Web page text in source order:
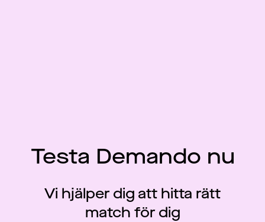
Testa Demando nu
Vi hjälper dig att hitta rätt
match för dig